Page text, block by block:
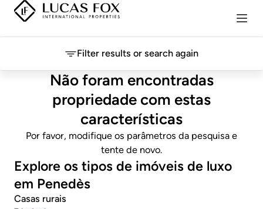
Filter results or search again
Não foram encontradas
propriedade com estas
características
Por favor, modifique os parâmetros da pesquisa e
tente de novo.
Explore os tipos de imóveis de luxo
em Penedès
Casas rurais